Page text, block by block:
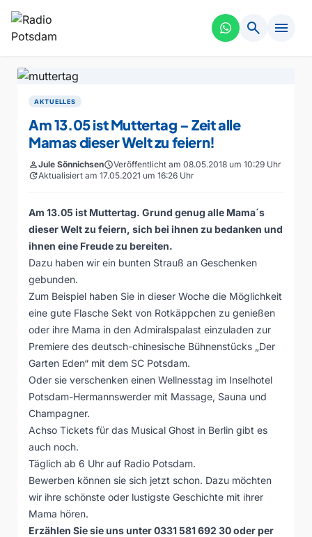
search menu
AKTUELLES
Am 13.05 ist Muttertag – Zeit alle
Mamas dieser Welt zu feiern!
personJule SönnichsenscheduleVeröffentlicht am 08.05.2018 um 10:29 Uhr
updateAktualisiert am 17.05.2021 um 16:26 Uhr
Am 13.05 ist Muttertag. Grund genug alle Mama´s
dieser Welt zu feiern, sich bei ihnen zu bedanken und
ihnen eine Freude zu bereiten.
Dazu haben wir ein bunten Strauß an Geschenken
gebunden.
Zum Beispiel haben Sie in dieser Woche die Möglichkeit
eine gute Flasche Sekt von Rotkäppchen zu genießen
oder ihre Mama in den Admiralspalast einzuladen zur
Premiere des deutsch-chinesische Bühnenstücks „Der
Garten Eden“ mit dem SC Potsdam.
Oder sie verschenken einen Wellnesstag im Inselhotel
Potsdam-Hermannswerder mit Massage, Sauna und
Champagner.
Achso Tickets für das Musical Ghost in Berlin gibt es
auch noch.
Täglich ab 6 Uhr auf Radio Potsdam.
Bewerben können sie sich jetzt schon. Dazu möchten
wir ihre schönste oder lustigste Geschichte mit ihrer
Mama hören.
Erzählen Sie sie uns unter 0331 581 692 30 oder per